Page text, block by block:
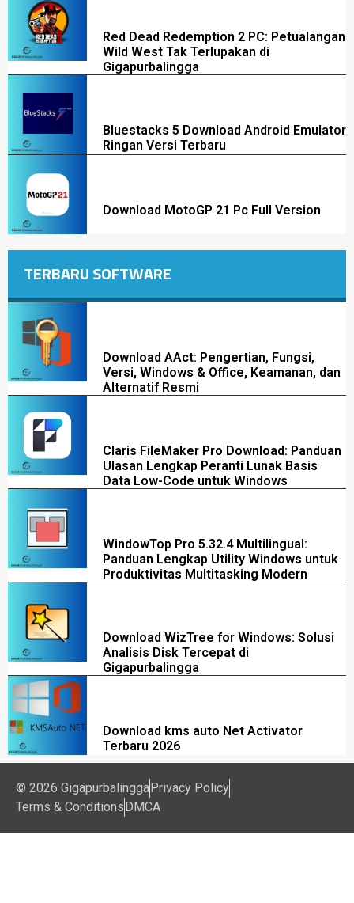
Red Dead Redemption 2 PC: Petualangan
Wild West Tak Terlupakan di
Gigapurbalingga
Bluestacks 5 Download Android Emulator
Ringan Versi Terbaru
Download MotoGP 21 Pc Full Version
TERBARU SOFTWARE
Download AAct: Pengertian, Fungsi,
Versi, Windows & Office, Keamanan, dan
Alternatif Resmi
Claris FileMaker Pro Download: Panduan
Ulasan Lengkap Peranti Lunak Basis
Data Low-Code untuk Windows
WindowTop Pro 5.32.4 Multilingual:
Panduan Lengkap Utility Windows untuk
Produktivitas Multitasking Modern
Download WizTree for Windows: Solusi
Analisis Disk Tercepat di
Gigapurbalingga
Download kms auto Net Activator
Terbaru 2026
© 2026 Gigapurbalingga Privacy Policy
Terms & Conditions DMCA